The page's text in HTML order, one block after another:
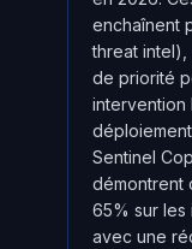
enchaînent
threat intel),
de priorité
intervention
Sentinel
démontrent
65% sur les
avec une